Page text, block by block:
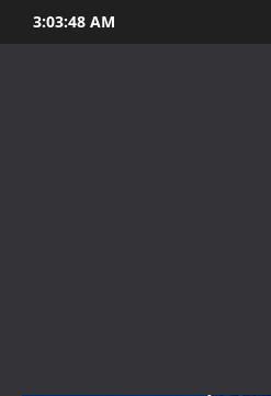
to
3:03:50 AM